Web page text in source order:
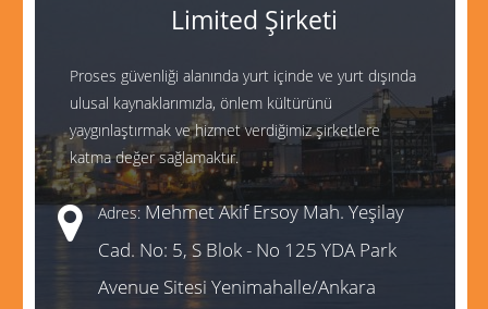
Limited Şirketi
Proses güvenliği alanında yurt içinde ve yurt dışında
ulusal kaynaklarımızla, önlem kültürünü
yaygınlaştırmak ve hizmet verdiğimiz şirketlere
katma değer sağlamaktır.
Adres:Mehmet Akif Ersoy Mah. Yeşilay
Cad. No: 5, S Blok - No 125 YDA Park
Avenue Sitesi Yenimahalle/Ankara